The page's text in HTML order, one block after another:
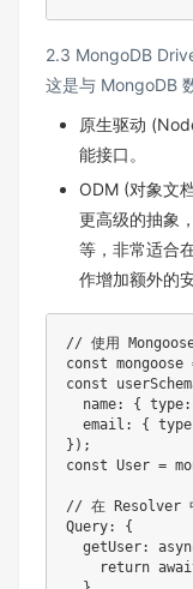
2.3 MongoDB
这是与 MongoDB
原生驱动
能接口。
ODM (对象文
更高级的抽象
等，非常适合
作增加额外的
// 使用
const mongoose
const
  name
: { type:
  email
: { type
} ) ;
const User =
// 在 Resolver
Query:
{
getUser:
return